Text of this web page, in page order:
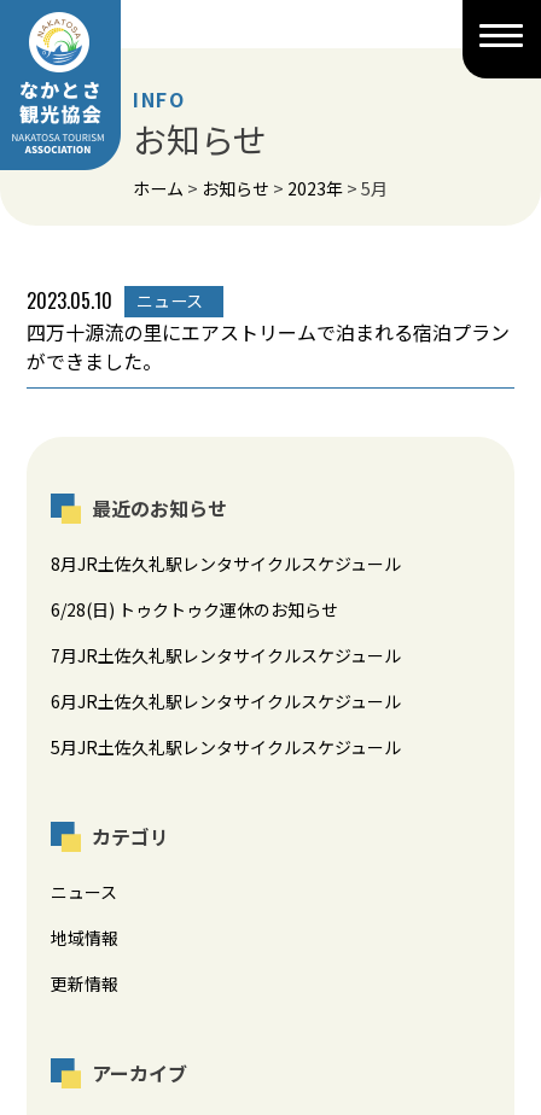
Skip
content
INFO
お知らせ
ホーム > お知らせ > 2023年 > 5月
2023.05.10 ニュース
四万十源流の里にエアストリームで泊まれる宿泊プラン
ができました。
最近のお知らせ
8月JR土佐久礼駅レンタサイクルスケジュール
6/28(日) トゥクトゥク運休のお知らせ
7月JR土佐久礼駅レンタサイクルスケジュール
6月JR土佐久礼駅レンタサイクルスケジュール
5月JR土佐久礼駅レンタサイクルスケジュール
カテゴリ
ニュース
地域情報
更新情報
アーカイブ